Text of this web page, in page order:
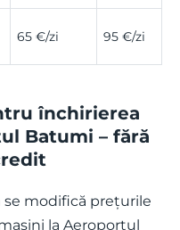
65 €/zi 95 €/zi
închirierea
Batumi – fără
se modifică prețurile
la Aeroportul